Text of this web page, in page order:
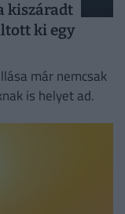
kiszáradt
ki egy
már nemcsak
is helyet ad.